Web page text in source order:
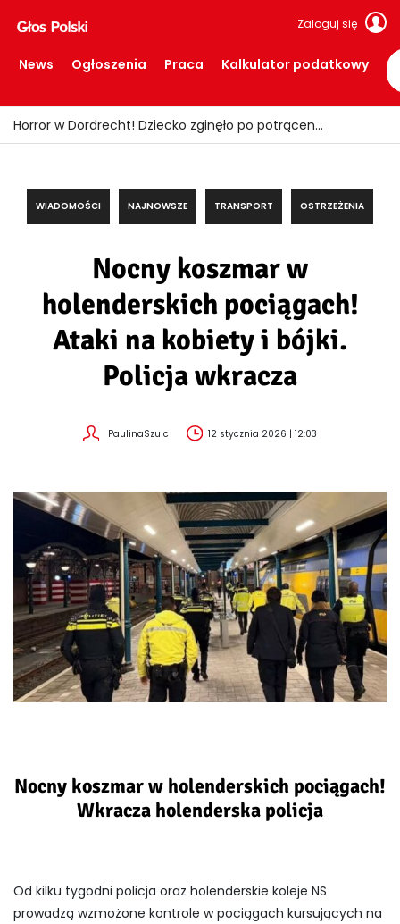
Zaloguj się
News Ogłoszenia Praca Kalkulator podatkowy
Fałszywi policjanci okradali seniorów! Wpadli z łupem i podrobionymi mundurami
WIADOMOŚCI NAJNOWSZE TRANSPORT OSTRZEŻENIA
Nocny koszmar w
holenderskich pociągach!
Ataki na kobiety i bójki.
Policja wkracza
PaulinaSzulc 12 stycznia 2026 | 12:03
Nocny koszmar w holenderskich pociągach!
Wkracza holenderska policja
Od kilku tygodni policja oraz holenderskie koleje NS
prowadzą wzmożone kontrole w pociągach kursujących na